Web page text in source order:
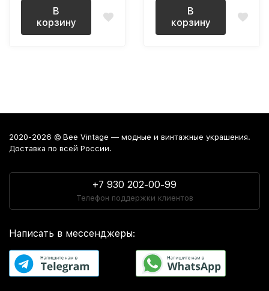
В
корзину
В
корзину
2020-2026 © Bee Vintage — модные и винтажные украшения.
Доставка по всей России.
+7 930 202-00-99
Телефон поддержки клиентов
Написать в мессенджеры: